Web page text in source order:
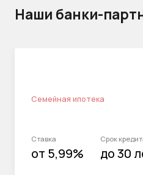
Наши банки-
Семейная ипотека
Ставка
от 5,99%
Срок
до 30